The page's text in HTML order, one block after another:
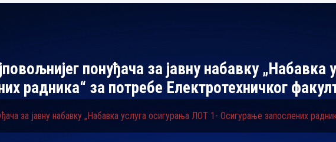
понуђача за јавну набавку „Набавка
радника“ за потребе Електротехничког
за јавну набавку „Набавка услуга осигурања ЛОТ 1- Осигурање запослених